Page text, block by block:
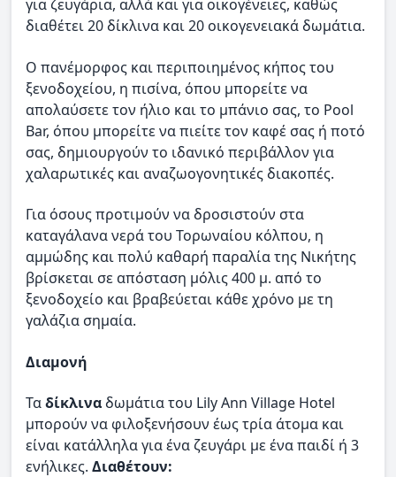
για ζευγάρια, αλλά και για οικογένειες, καθώς
διαθέτει 20 δίκλινα και 20 οικογενειακά δωμάτια.
Ο πανέμορφος και περιποιημένος κήπος του
ξενοδοχείου, η πισίνα, όπου μπορείτε να
απολαύσετε τον ήλιο και το μπάνιο σας, το Pool
Bar, όπου μπορείτε να πιείτε τον καφέ σας ή ποτό
σας, δημιουργούν το ιδανικό περιβάλλον για
χαλαρωτικές και αναζωογονητικές διακοπές.
Για όσους προτιμούν να δροσιστούν στα
καταγάλανα νερά του Τορωναίου κόλπου, η
αμμώδης και πολύ καθαρή παραλία της Νικήτης
βρίσκεται σε απόσταση μόλις 400 μ. από το
ξενοδοχείο και βραβεύεται κάθε χρόνο με τη
γαλάζια σημαία.
Διαμονή
Ταδίκλιναδωμάτια του Lily Ann Village Hotel
μπορούν να φιλοξενήσουν έως τρία άτομα και
είναι κατάλληλα για ένα ζευγάρι με ένα παιδί ή 3
ενήλικες. Διαθέτουν: